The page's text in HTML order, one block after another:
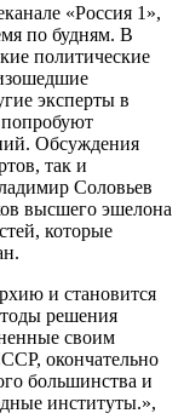
«Россия 1»,
по будням. В
политические
эксперты в
Обсуждения
так и
Соловьев
высшего эшелона
которые
и становится
решения
своим
окончательно
большинства и
институты.»,